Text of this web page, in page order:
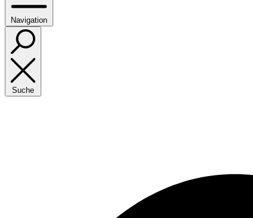
Navigation
Suche